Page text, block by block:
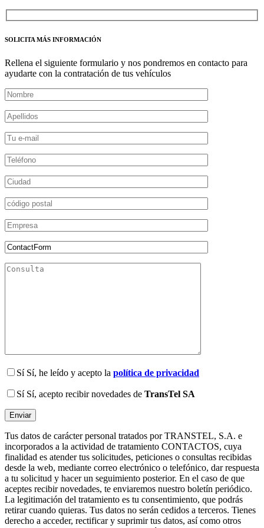
SOLICITA MÁS INFORMACIÓN
Rellena el siguiente formulario y nos pondremos en contacto para
ayudarte con la contratación de tus vehículos
SíSí, he leído y acepto la política de privacidad
SíSí, acepto recibir novedades de TransTel SA
Tus datos de carácter personal tratados por TRANSTEL, S.A. e
incorporados a la actividad de tratamiento CONTACTOS, cuya
finalidad es atender tus solicitudes, peticiones o consultas recibidas
desde la web, mediante correo electrónico o telefónico, dar respuesta
a tu solicitud y hacer un seguimiento posterior. En el caso de que
aceptes recibir novedades, te enviaremos nuestro boletín periódico.
La legitimación del tratamiento es tu consentimiento, que podrás
retirar cuando quieras. Tus datos no serán cedidos a terceros. Tienes
derecho a acceder, rectificar y suprimir tus datos, así como otros